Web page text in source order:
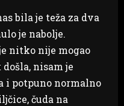
bila je teža za dva
je nabolje.
nitko nije mogao
nisam je
i potpuno normalno
čuda na